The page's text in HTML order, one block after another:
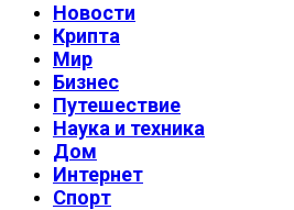
Новости
Крипта
Мир
Бизнес
Путешествие
Наука и техника
Дом
Интернет
Спорт